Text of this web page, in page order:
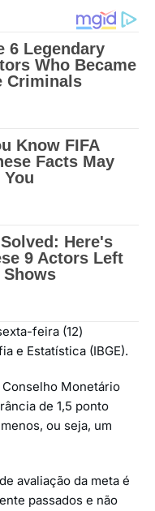
feira (12)
e Estatística (IBGE).
Monetário
de 1,5 ponto
ou seja, um
avaliação da meta é
passados e não